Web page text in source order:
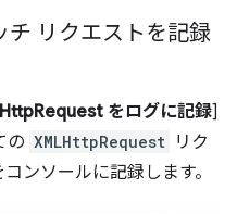
チ リクエストを記録
をログに記録]
の XMLHttpRequest リク
ンソールに記録します。